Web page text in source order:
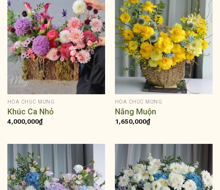
HOA CHÚC MỪNG
Khúc Ca Nhỏ
4,000,000₫
HOA CHÚC MỪNG
Nắng Muộn
1,650,000₫